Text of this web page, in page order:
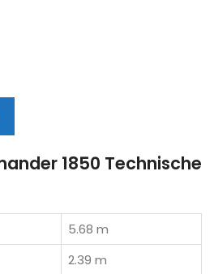
1850 Technische
5.68 m
2.39 m